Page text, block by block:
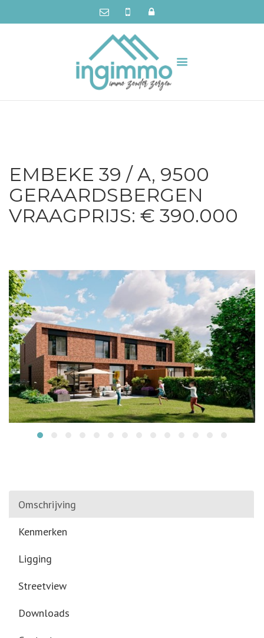
EMBEKE 39 / A, 9500
GERAARDSBERGEN
VRAAGPRIJS: € 390.000
Omschrijving
Kenmerken
Ligging
Streetview
Downloads